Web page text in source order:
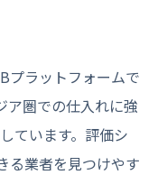
プラットフォームで
ア圏での仕入れに強
ています。評価シ
る業者を見つけやす